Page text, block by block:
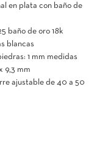
en plata con baño de
baño de oro 18k
blancas
1 mm medidas
9,3 mm
ajustable de 40 a 50